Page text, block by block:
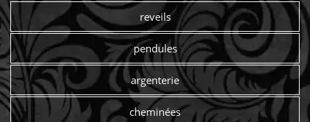
reveils
pendules
argenterie
cheminées